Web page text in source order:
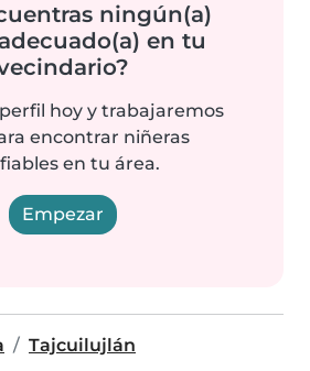
ningún(a)
en tu
hoy y trabajaremos
encontrar niñeras
en tu área.
Empezar
Tajcuilujlán